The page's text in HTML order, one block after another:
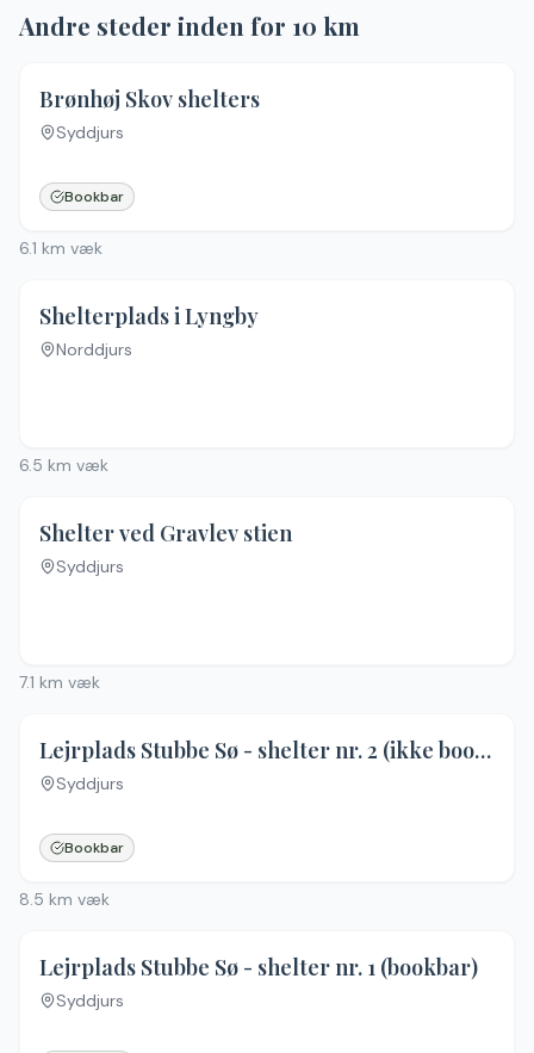
Andre steder inden for 10 km
Brønhøj Skov shelters
Syddjurs
Bookbar
6.1 km væk
Shelterplads i Lyngby
Norddjurs
6.5 km væk
Shelter ved Gravlev stien
Syddjurs
7.1 km væk
Lejrplads Stubbe Sø - shelter nr. 2 (ikke bookbar)
Syddjurs
Bookbar
8.5 km væk
Lejrplads Stubbe Sø - shelter nr. 1 (bookbar)
Syddjurs